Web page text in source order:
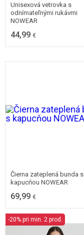
Unisexová vetrovka s
odnímateľnými rukávmi
NOWEAR
44,99 €
Čierna zateplená bunda s
kapucňou NOWEAR
69,99 €
-20% pri min. 2 prod.